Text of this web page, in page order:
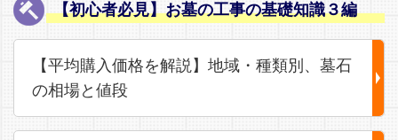
【初心者必見】お墓の工事の基礎知識３編
【平均購入価格を解説】地域・種類別、墓石
の相場と値段